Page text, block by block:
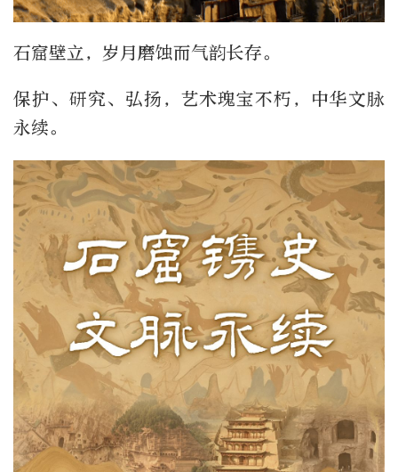
石窟壁立，岁月磨蚀而气韵长存。
保护、研究、弘扬，艺术瑰宝不朽，中华文脉
永续。